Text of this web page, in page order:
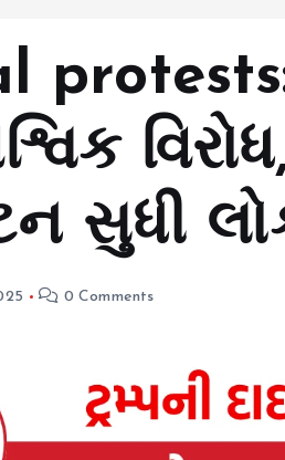
protests:
સુધી
0 Comments